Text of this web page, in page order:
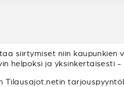
siirtymiset niin kaupunkien
helpoksi ja yksinkertaisesti